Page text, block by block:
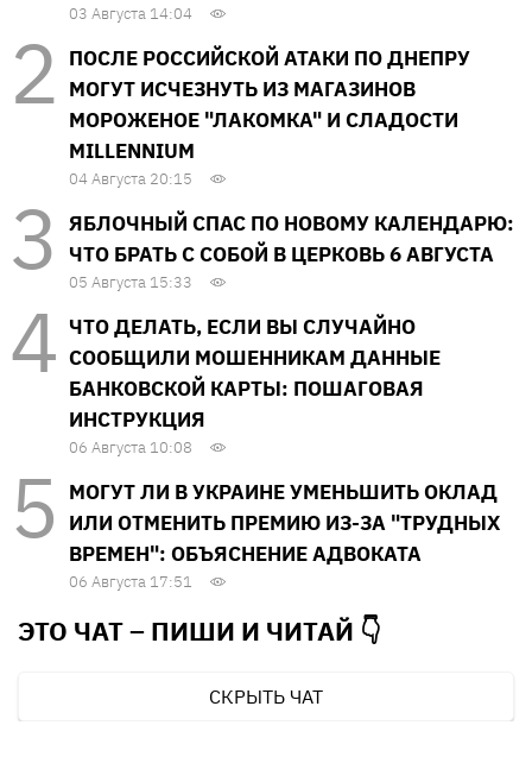
03 Августа 14:04
ПОСЛЕ РОССИЙСКОЙ АТАКИ ПО ДНЕПРУ
МОГУТ ИСЧЕЗНУТЬ ИЗ МАГАЗИНОВ
МОРОЖЕНОЕ "ЛАКОМКА" И СЛАДОСТИ
MILLENNIUM
04 Августа 20:15
ЯБЛОЧНЫЙ СПАС ПО НОВОМУ КАЛЕНДАРЮ:
ЧТО БРАТЬ С СОБОЙ В ЦЕРКОВЬ 6 АВГУСТА
05 Августа 15:33
ЧТО ДЕЛАТЬ, ЕСЛИ ВЫ СЛУЧАЙНО
СООБЩИЛИ МОШЕННИКАМ ДАННЫЕ
БАНКОВСКОЙ КАРТЫ: ПОШАГОВАЯ
ИНСТРУКЦИЯ
06 Августа 10:08
МОГУТ ЛИ В УКРАИНЕ УМЕНЬШИТЬ ОКЛАД
ИЛИ ОТМЕНИТЬ ПРЕМИЮ ИЗ-ЗА "ТРУДНЫХ
ВРЕМЕН": ОБЪЯСНЕНИЕ АДВОКАТА
06 Августа 17:51
ЭТО ЧАТ – ПИШИ И ЧИТАЙ 👇
СКРЫТЬ ЧАТ